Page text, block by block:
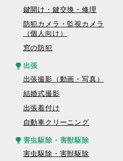
鍵開け・鍵交換・修理
防犯カメラ・監視カメラ
（個人向け）
窓の防犯
出張
出張撮影（動画・写真）
結婚式撮影
出張着付け
自動車クリーニング
害虫駆除・害獣駆除
害虫駆除・害獣駆除